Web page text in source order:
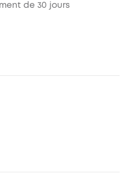
de 30 jours